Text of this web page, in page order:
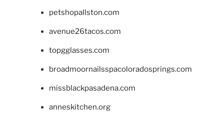
petshopallston.com
avenue26tacos.com
topgglasses.com
broadmoornailsspacoloradosprings.com
missblackpasadena.com
anneskitchen.org